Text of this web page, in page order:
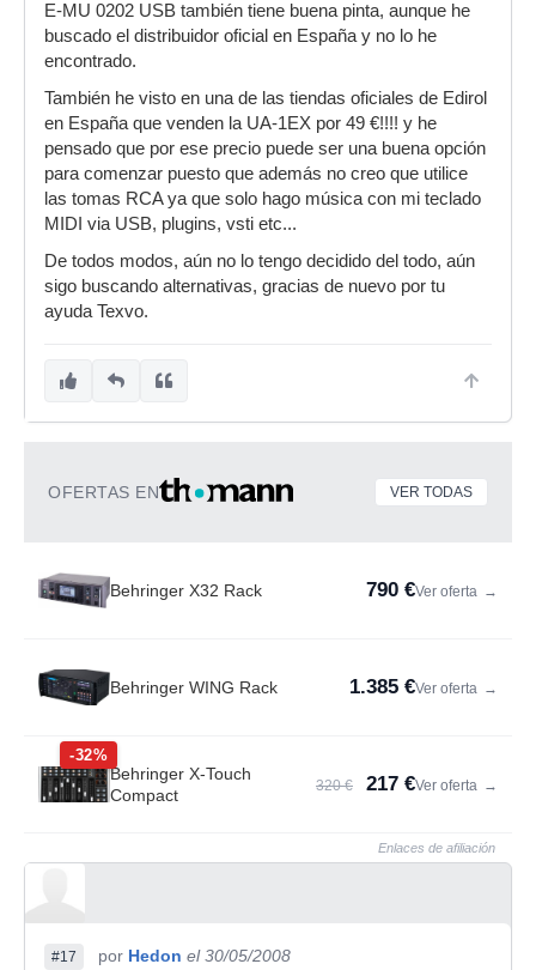
E-MU 0202 USB también tiene buena pinta, aunque he
buscado el distribuidor oficial en España y no lo he
encontrado.
También he visto en una de las tiendas oficiales de Edirol
en España que venden la UA-1EX por 49 €!!!! y he
pensado que por ese precio puede ser una buena opción
para comenzar puesto que además no creo que utilice
las tomas RCA ya que solo hago música con mi teclado
MIDI via USB, plugins, vsti etc...
De todos modos, aún no lo tengo decidido del todo, aún
sigo buscando alternativas, gracias de nuevo por tu
ayuda Texvo.
OFERTAS EN VER TODAS
Behringer X32 Rack 790 €Ver oferta →
Behringer WING Rack 1.385 €Ver oferta →
-32%
Behringer X-Touch
Compact
320 € 217 €Ver oferta →
Enlaces de afiliación
#17 por Hedon el 30/05/2008